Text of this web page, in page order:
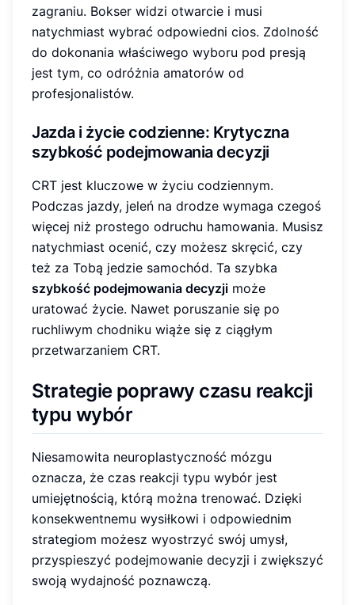
zagraniu. Bokser widzi otwarcie i musi
natychmiast wybrać odpowiedni cios. Zdolność
do dokonania właściwego wyboru pod presją
jest tym, co odróżnia amatorów od
profesjonalistów.
Jazda i życie codzienne: Krytyczna
szybkość podejmowania decyzji
CRT jest kluczowe w życiu codziennym.
Podczas jazdy, jeleń na drodze wymaga czegoś
więcej niż prostego odruchu hamowania. Musisz
natychmiast ocenić, czy możesz skręcić, czy
też za Tobą jedzie samochód. Ta szybka
szybkość podejmowania decyzji może
uratować życie. Nawet poruszanie się po
ruchliwym chodniku wiąże się z ciągłym
przetwarzaniem CRT.
Strategie poprawy czasu reakcji
typu wybór
Niesamowita neuroplastyczność mózgu
oznacza, że czas reakcji typu wybór jest
umiejętnością, którą można trenować. Dzięki
konsekwentnemu wysiłkowi i odpowiednim
strategiom możesz wyostrzyć swój umysł,
przyspieszyć podejmowanie decyzji i zwiększyć
swoją wydajność poznawczą.